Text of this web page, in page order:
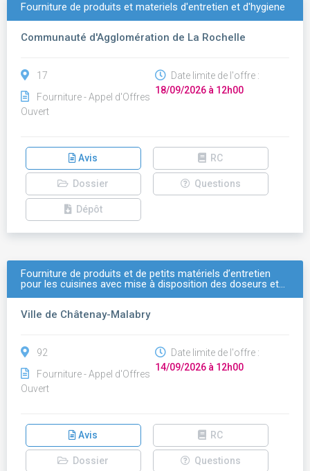
Fourniture de produits et materiels d'entretien et d'hygiene
Communauté d'Agglomération de La Rochelle
17
Fourniture - Appel d'Offres
Ouvert
Date limite de l'offre :
18/09/2026 à 12h00
Avis RC
Dossier Questions
Dépôt
Fourniture de produits et de petits matériels d’entretien
pour les cuisines avec mise à disposition des doseurs et…
Ville de Châtenay-Malabry
92
Fourniture - Appel d'Offres
Ouvert
Date limite de l'offre :
14/09/2026 à 12h00
Avis RC
Dossier Questions